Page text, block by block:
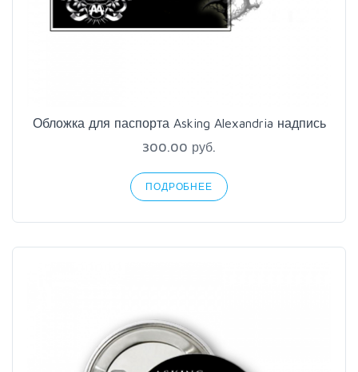
Обложка для паспорта Asking Alexandria надпись
300.00 руб.
ПОДРОБНЕЕ